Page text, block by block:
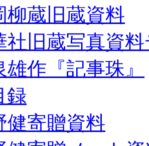
柳蔵旧蔵資料
社旧蔵写真資
雄作『記事珠』
録
健寄贈資料